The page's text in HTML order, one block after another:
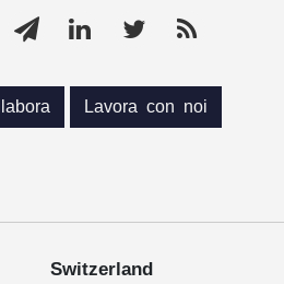
Lavora con noi
Switzerland